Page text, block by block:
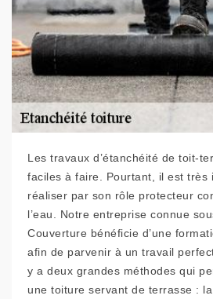
Les travaux d’étanchéité de toit-
faciles à faire. Pourtant, il est très
réaliser par son rôle protecteur
l’eau. Notre entreprise connue
Couverture bénéficie d’une
afin de parvenir à un travail
y a deux grandes méthodes qui
une toiture servant de terrasse :